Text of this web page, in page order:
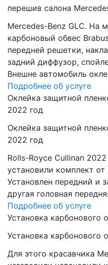
перешив салона
Mercedes-Benz GLC. На
карбоновый обвес
передней решетки,
задний диффузор,
Внешне автомобиль
Подробнее об услуге
Оклейка защитной
2022 год
Оклейка защитной
2022 год
Rolls-Royce Cullinan
установили комплект
Установлен передний и
другая головная
Подробнее об услуге
Установка карбонового
Установка карбонового
Для этого красавчика